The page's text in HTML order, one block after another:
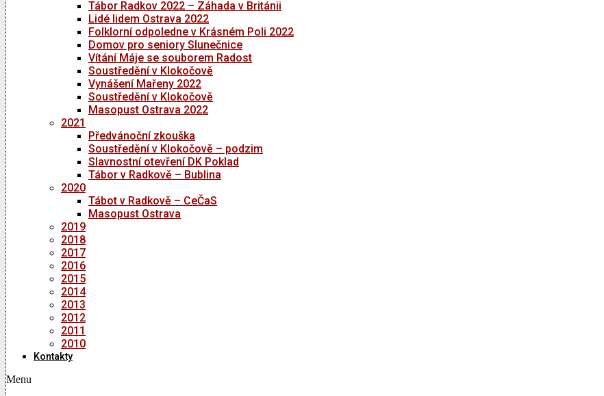
Tábor Radkov 2022 – Záhada v Británii
Lidé lidem Ostrava 2022
Folklorní odpoledne v Krásném Poli 2022
Domov pro seniory Slunečnice
Vítání Máje se souborem Radost
Soustředění v Klokočově
Vynášení Mařeny 2022
Soustředění v Klokočově
Masopust Ostrava 2022
2021
Předvánoční zkouška
Soustředění v Klokočově – podzim
Slavnostní otevření DK Poklad
Tábor v Radkově – Bublina
2020
Tábot v Radkově – CeČaS
Masopust Ostrava
2019
2018
2017
2016
2015
2014
2013
2012
2011
2010
Kontakty
Menu